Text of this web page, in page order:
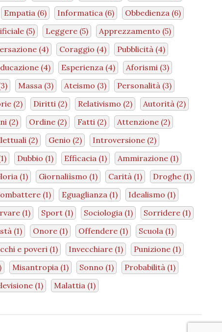
Empatia (6) Informatica (6) Obbedienza (6)
(5) Leggere (5) Apprezzamento (5)
(4) Coraggio (4) Pubblicità (4)
(4) Esperienza (4) Aforismi (3)
Massa (3) Ateismo (3) Personalità (3)
(2) Diritti (2) Relativismo (2) Autorità (2)
(2) Ordine (2) Fatti (2) Attenzione (2)
(2) Genio (2) Introversione (2)
Dubbio (1) Efficacia (1) Ammirazione (1)
(1) Giornaliìsmo (1) Carità (1) Droghe (1)
(1) Eguaglianza (1) Idealismo (1)
(1) Sport (1) Sociologia (1) Sorridere (1)
(1) Onore (1) Offendere (1) Scuola (1)
e poveri (1) Invecchiare (1) Punizione (1)
Misantropia (1) Sonno (1) Probabilità (1)
(1) Malattia (1)